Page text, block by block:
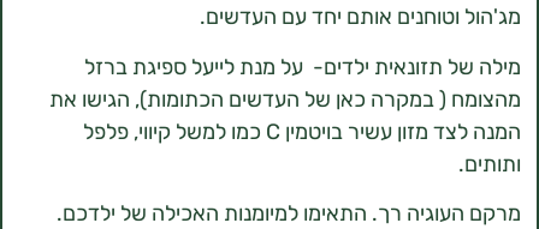
אותם יחד עם העדשים.
תזונאית ילדים- על מנת לייעל ספיגת ברזל
( במקרה כאן של העדשים הכתומות), הגישו את
המנה לצד מזון עשיר בויטמין C כמו למשל קיווי, פלפל
רך. התאימו למיומנות האכילה של ילדכם.